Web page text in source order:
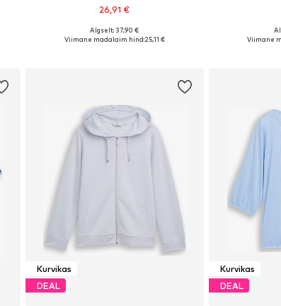
26,91 €
Saadaval erinevates suurustes
Algselt: 37,90 €
Viimane madalaim hind:25,11 €
Viimane
Kurvikas
DEAL
Kurvikas
DEAL